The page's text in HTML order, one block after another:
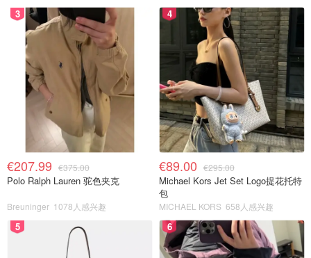
3
€207.99 €375.00
Polo Ralph Lauren 驼色夹克
Breuninger 1078人感兴趣
4
€89.00 €295.00
Michael Kors Jet Set Logo提花托特
包
MICHAEL KORS 658人感兴趣
5 6